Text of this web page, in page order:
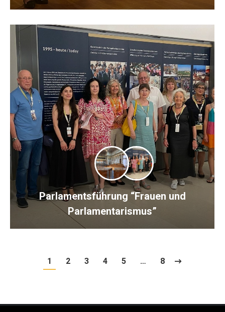
Parlamentsführung “Frauen und
Parlamentarismus”
1 2 3 4 5 … 8